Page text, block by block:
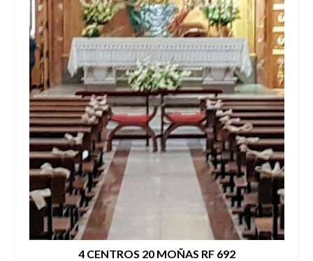
4 CENTROS 20 MOÑAS RF 692